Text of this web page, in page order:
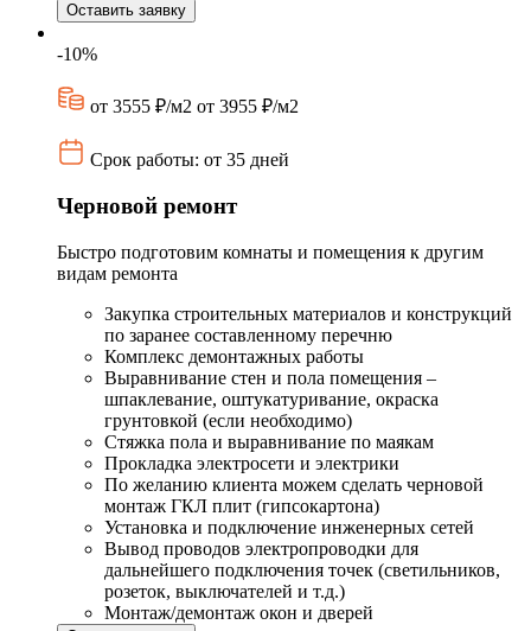
Оставить заявку
-10%
от 3555 ₽/м2 от 3955 ₽/м2
Срок работы: от 35 дней
Черновой ремонт
Быстро подготовим комнаты и помещения к другим
видам ремонта
Закупка строительных материалов и конструкций
по заранее составленному перечню
Комплекс демонтажных работы
Выравнивание стен и пола помещения –
шпаклевание, оштукатуривание, окраска
грунтовкой (если необходимо)
Стяжка пола и выравнивание по маякам
Прокладка электросети и электрики
По желанию клиента можем сделать черновой
монтаж ГКЛ плит (гипсокартона)
Установка и подключение инженерных сетей
Вывод проводов электропроводки для
дальнейшего подключения точек (светильников,
розеток, выключателей и т.д.)
Монтаж/демонтаж окон и дверей